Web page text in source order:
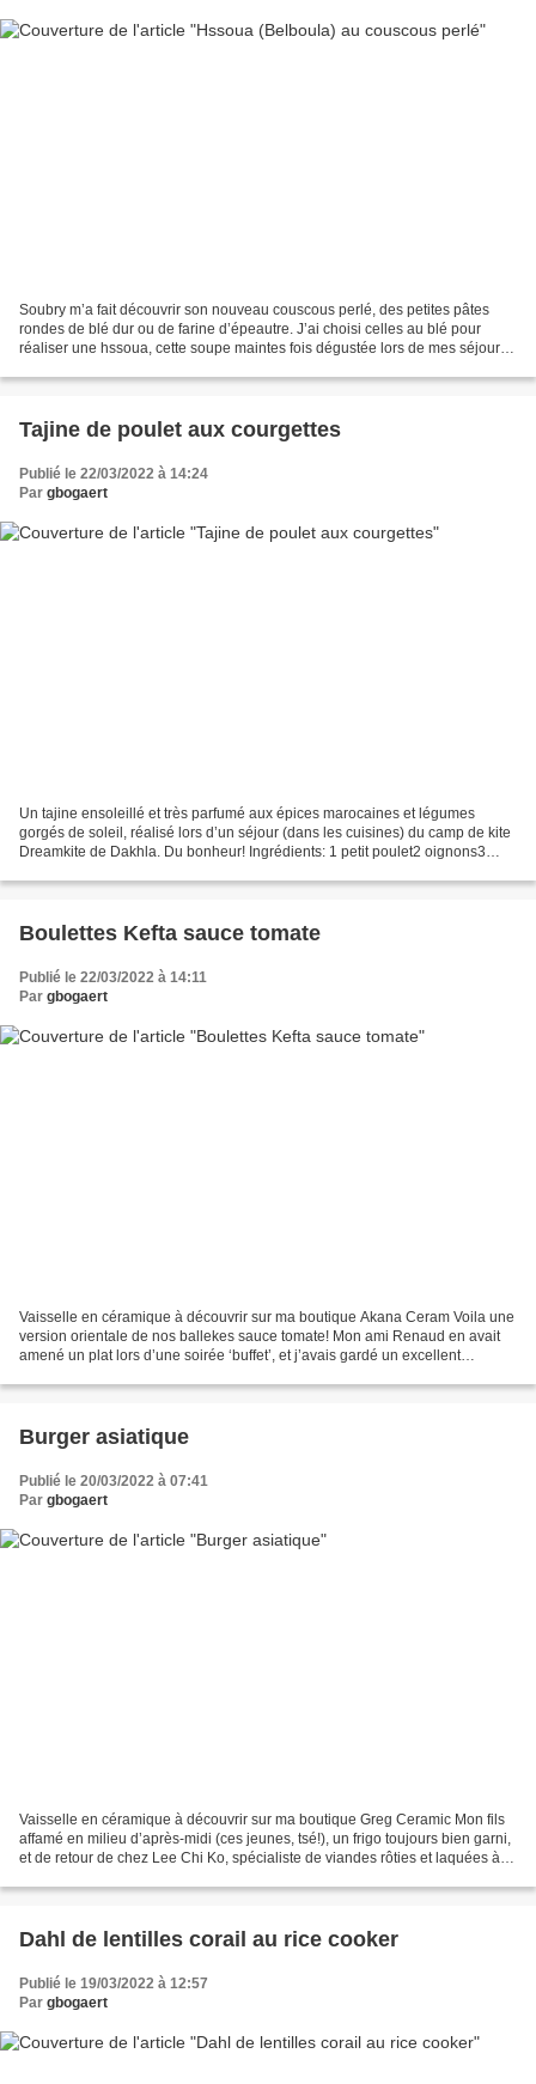
Soubry m’a fait découvrir son nouveau couscous perlé, des petites pâtes
rondes de blé dur ou de farine d’épeautre. J’ai choisi celles au blé pour
réaliser une hssoua, cette soupe maintes fois dégustée lors de mes séjours
Tajine de poulet aux courgettes
Publié le 22/03/2022 à 14:24
Par gbogaert
Un tajine ensoleillé et très parfumé aux épices marocaines et légumes
gorgés de soleil, réalisé lors d’un séjour (dans les cuisines) du camp de kite
Dreamkite de Dakhla. Du bonheur! Ingrédients: 1 petit poulet2 oignons3
Boulettes Kefta sauce tomate
Publié le 22/03/2022 à 14:11
Par gbogaert
Vaisselle en céramique à découvrir sur ma boutique Akana Ceram Voila une
version orientale de nos ballekes sauce tomate! Mon ami Renaud en avait
amené un plat lors d’une soirée ‘buffet’, et j’avais gardé un excellent
Burger asiatique
Publié le 20/03/2022 à 07:41
Par gbogaert
Vaisselle en céramique à découvrir sur ma boutique Greg Ceramic Mon fils
affamé en milieu d’après-midi (ces jeunes, tsé!), un frigo toujours bien garni,
et de retour de chez Lee Chi Ko, spécialiste de viandes rôties et laquées à
Dahl de lentilles corail au rice cooker
Publié le 19/03/2022 à 12:57
Par gbogaert